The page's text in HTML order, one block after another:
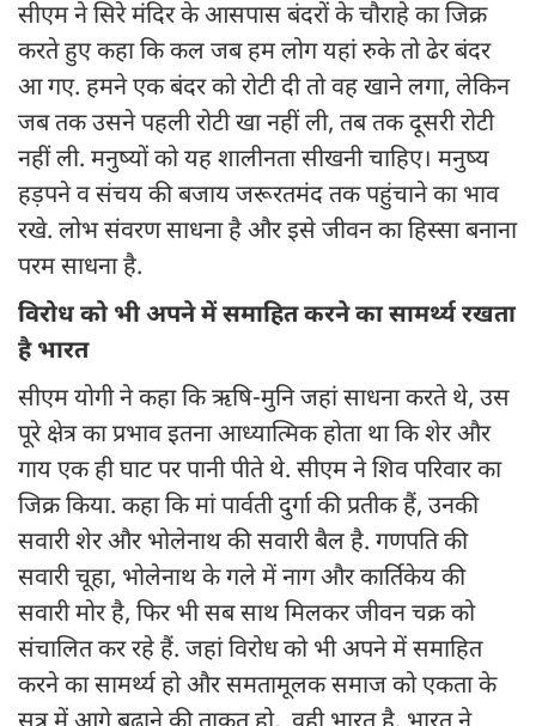
सीएम ने सिरे मंदिर के आसपास बंदरों के चौराहे का जिक्र
करते हुए कहा कि कल जब हम लोग यहां रुके तो ढेर बंदर
आ गए. हमने एक बंदर को रोटी दी तो वह खाने लगा, लेकिन
जब तक उसने पहली रोटी खा नहीं ली, तब तक दूसरी रोटी
नहीं ली. मनुष्यों को यह शालीनता सीखनी चाहिए। मनुष्य
हड़पने व संचय की बजाय जरूरतमंद तक पहुंचाने का भाव
रखे. लोभ संवरण साधना है और इसे जीवन का हिस्सा बनाना
परम साधना है.
विरोध को भी अपने में समाहित करने का सामर्थ्य रखता
है भारत
सीएम योगी ने कहा कि ऋषि-मुनि जहां साधना करते थे, उस
पूरे क्षेत्र का प्रभाव इतना आध्यात्मिक होता था कि शेर और
गाय एक ही घाट पर पानी पीते थे. सीएम ने शिव परिवार का
जिक्र किया. कहा कि मां पार्वती दुर्गा की प्रतीक हैं, उनकी
सवारी शेर और भोलेनाथ की सवारी बैल है. गणपति की
सवारी चूहा, भोलेनाथ के गले में नाग और कार्तिकेय की
सवारी मोर है, फिर भी सब साथ मिलकर जीवन चक्र को
संचालित कर रहे हैं. जहां विरोध को भी अपने में समाहित
करने का सामर्थ्य हो और समतामूलक समाज को एकता के